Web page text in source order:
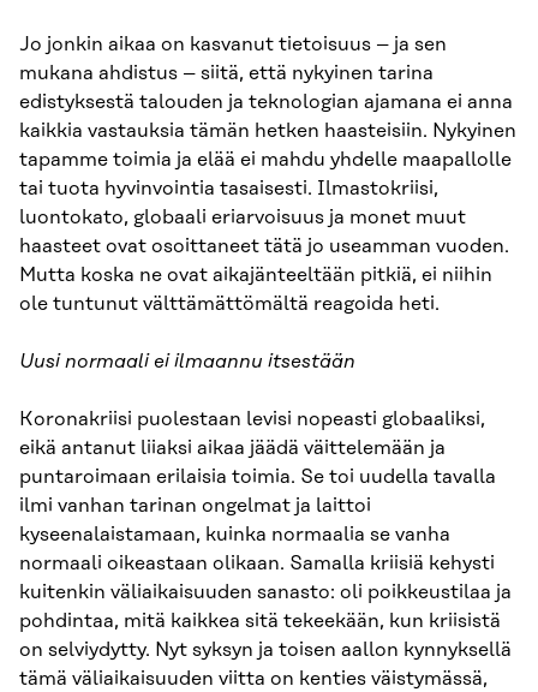
Jo jonkin aikaa on kasvanut tietoisuus – ja sen
mukana ahdistus – siitä, että nykyinen tarina
edistyksestä talouden ja teknologian ajamana ei anna
kaikkia vastauksia tämän hetken haasteisiin. Nykyinen
tapamme toimia ja elää ei mahdu yhdelle maapallolle
tai tuota hyvinvointia tasaisesti. Ilmastokriisi,
luontokato, globaali eriarvoisuus ja monet muut
haasteet ovat osoittaneet tätä jo useamman vuoden.
Mutta koska ne ovat aikajänteeltään pitkiä, ei niihin
ole tuntunut välttämättömältä reagoida heti.
Uusi normaali ei ilmaannu itsestään
Koronakriisi puolestaan levisi nopeasti globaaliksi,
eikä antanut liiaksi aikaa jäädä väittelemään ja
puntaroimaan erilaisia toimia. Se toi uudella tavalla
ilmi vanhan tarinan ongelmat ja laittoi
kyseenalaistamaan, kuinka normaalia se vanha
normaali oikeastaan olikaan. Samalla kriisiä kehysti
kuitenkin väliaikaisuuden sanasto: oli poikkeustilaa ja
pohdintaa, mitä kaikkea sitä tekeekään, kun kriisistä
on selviydytty. Nyt syksyn ja toisen aallon kynnyksellä
tämä väliaikaisuuden viitta on kenties väistymässä,